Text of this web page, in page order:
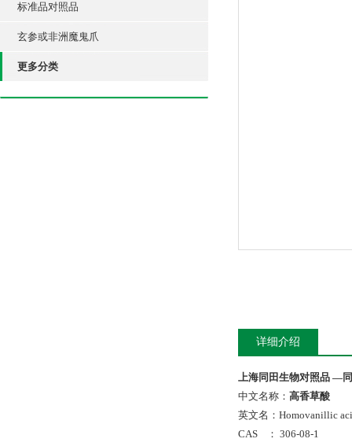
标准品对照品
玄参或非洲魔鬼爪
更多分类
详细介绍
上海同田生物对照品 —
中文名称： 高香草酸
英文名：Homovanillic
CAS ： 306-08-1